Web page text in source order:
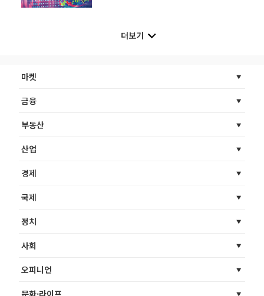
더보기
마켓
금융
부동산
산업
경제
국제
정치
사회
오피니언
문화·라이프